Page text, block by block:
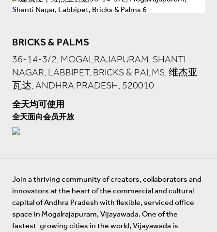
BRICKS & PALMS
36-14-3/2, MOGALRAJAPURAM, SHANTI
NAGAR, LABBIPET, BRICKS & PALMS, 维杰亚
瓦达, ANDHRA PRADESH, 520010
全天均可使用
全天面向会员开放
Join a thriving community of creators, collaborators and
innovators at the heart of the commercial and cultural
capital of Andhra Pradesh with flexible, serviced office
space in Mogalrajapuram, Vijayawada. One of the
fastest-growing cities in the world, Vijayawada is